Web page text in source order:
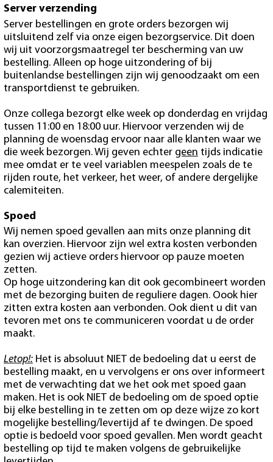
Server verzending
Server bestellingen en grote orders bezorgen wij
uitsluitend zelf via onze eigen bezorgservice. Dit doen
wij uit voorzorgsmaatregel ter bescherming van uw
bestelling. Alleen op hoge uitzondering of bij
buitenlandse bestellingen zijn wij genoodzaakt om een
transportdienst te gebruiken.
Onze collega bezorgt elke week op donderdag en vrijdag
tussen 11:00 en 18:00 uur. Hiervoor verzenden wij de
planning de woensdag ervoor naar alle klanten waar we
die week bezorgen. Wij geven echter geen tijds indicatie
mee omdat er te veel variablen meespelen zoals de te
rijden route, het verkeer, het weer, of andere dergelijke
calemiteiten.
Spoed
Wij nemen spoed gevallen aan mits onze planning dit
kan overzien. Hiervoor zijn wel extra kosten verbonden
gezien wij actieve orders hiervoor op pauze moeten
zetten.
Op hoge uitzondering kan dit ook gecombineert worden
met de bezorging buiten de reguliere dagen. Oook hier
zitten extra kosten aan verbonden. Ook dient u dit van
tevoren met ons te communiceren voordat u de order
maakt.
Letop!: Het is absoluut NIET de bedoeling dat u eerst de
bestelling maakt, en u vervolgens er ons over informeert
met de verwachting dat we het ook met spoed gaan
maken. Het is ook NIET de bedoeling om de spoed optie
bij elke bestelling in te zetten om op deze wijze zo kort
mogelijke bestelling/levertijd af te dwingen. De spoed
optie is bedoeld voor spoed gevallen. Men wordt geacht
bestelling op tijd te maken volgens de gebruikelijke